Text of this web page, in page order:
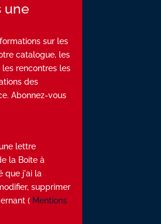
une
sur les
catalogue, les
rencontres les
des
Abonnez-vous
lettre
la Boite à
que j'ai la
supprimer
( Mentions